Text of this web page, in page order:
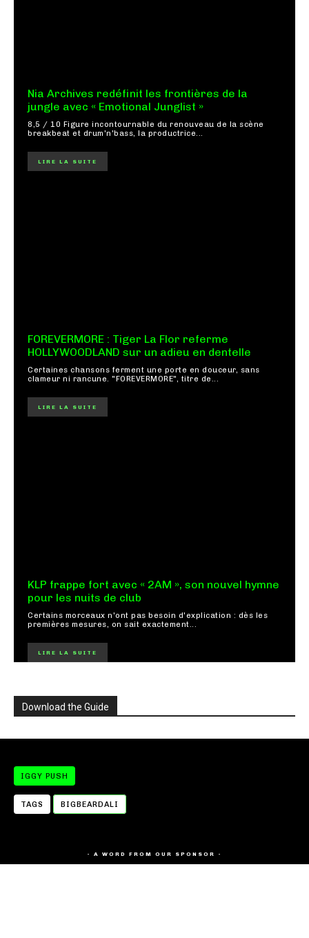
Nia Archives redéfinit les frontières de la
jungle avec « Emotional Junglist »
8,5 / 10 Figure incontournable du renouveau de la scène
breakbeat et drum'n'bass, la productrice...
LIRE LA SUITE
FOREVERMORE : Tiger La Flor referme
HOLLYWOODLAND sur un adieu en dentelle
Certaines chansons ferment une porte en douceur, sans
clameur ni rancune. "FOREVERMORE", titre de...
LIRE LA SUITE
KLP frappe fort avec « 2AM », son nouvel hymne
pour les nuits de club
Certains morceaux n'ont pas besoin d'explication : dès les
premières mesures, on sait exactement...
LIRE LA SUITE
Download the Guide
IGGY PUSH
TAGS BIGBEARDALI
- A WORD FROM OUR SPONSOR -